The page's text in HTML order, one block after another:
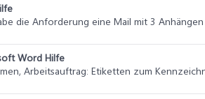
die Anforderung eine Mail mit 3
Word Hilfe
Arbeitsauftrag: Etiketten zum